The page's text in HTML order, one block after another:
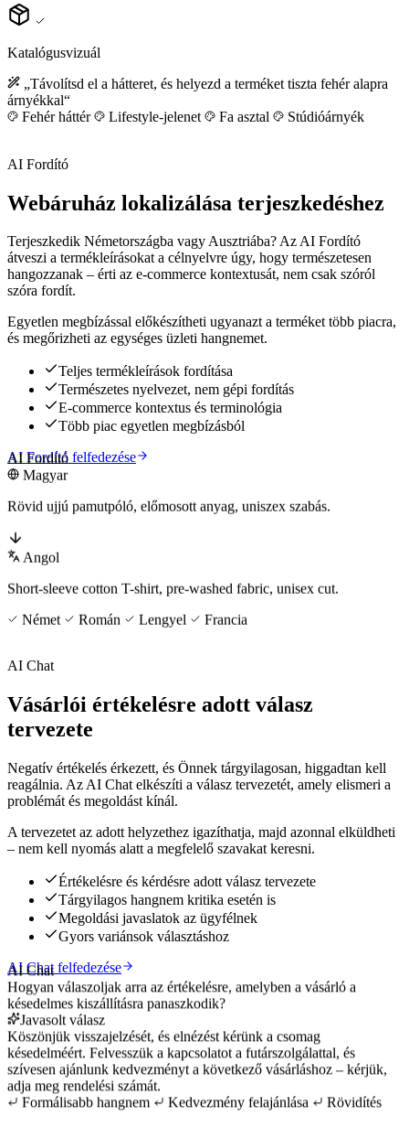
Katalógusvizuál
„Távolítsd el a hátteret, és helyezd a terméket tiszta fehér alapra
árnyékkal“
Fehér háttér
Lifestyle-jelenet Fa asztal Stúdióárnyék
AI Fordító
Webáruház lokalizálása terjeszkedéshez
Terjeszkedik Németországba vagy Ausztriába? Az AI Fordító
átveszi a termékleírásokat a célnyelvre úgy, hogy természetesen
hangozzanak – érti az e-commerce kontextusát, nem csak szóról
szóra fordít.
Egyetlen megbízással előkészítheti ugyanazt a terméket több piacra,
és megőrizheti az egységes üzleti hangnemet.
Teljes termékleírások fordítása
Természetes nyelvezet, nem gépi fordítás
E-commerce kontextus és terminológia
Több piac egyetlen megbízásból
AI Fordító felfedezése
AI Fordító
Magyar
Rövid ujjú pamutpóló, előmosott anyag, uniszex szabás.
Angol
Short-sleeve cotton T-shirt, pre-washed fabric, unisex cut.
Német
Román Lengyel Francia
AI Chat
Vásárlói értékelésre adott válasz
tervezete
Negatív értékelés érkezett, és Önnek tárgyilagosan, higgadtan kell
reagálnia. Az AI Chat elkészíti a válasz tervezetét, amely elismeri a
problémát és megoldást kínál.
A tervezetet az adott helyzethez igazíthatja, majd azonnal elküldheti
– nem kell nyomás alatt a megfelelő szavakat keresni.
Értékelésre és kérdésre adott válasz tervezete
Tárgyilagos hangnem kritika esetén is
Megoldási javaslatok az ügyfélnek
Gyors variánsok választáshoz
AI Chat felfedezése
AI Chat
Hogyan válaszoljak arra az értékelésre, amelyben a vásárló a
késedelmes kiszállításra panaszkodik?
Javasolt válasz
Köszönjük visszajelzését, és elnézést kérünk a csomag
késedelméért. Felvesszük a kapcsolatot a futárszolgálattal, és
szívesen ajánlunk kedvezményt a következő vásárláshoz – kérjük,
adja meg rendelési számát.
Formálisabb hangnem
Kedvezmény felajánlása Rövidítés